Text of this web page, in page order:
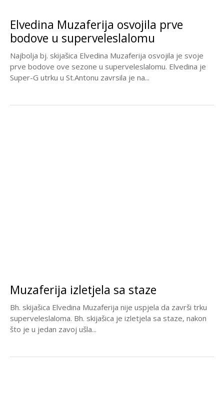
Elvedina Muzaferija osvojila prve
bodove u superveleslalomu
Najbolja bj. skijašica Elvedina Muzaferija osvojila je svoje
prve bodove ove sezone u superveleslalomu. Elvedina je
Super-G utrku u St.Antonu zavrsila je na...
Muzaferija izletjela sa staze
Bh. skijašica Elvedina Muzaferija nije uspjela da završi trku
superveleslaloma. Bh. skijašica je izletjela sa staze, nakon
što je u jedan zavoj ušla...